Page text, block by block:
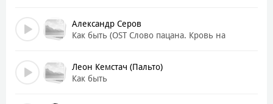
Я не могу дышать без тебя
Я не хочу терять тебя
Я не могу дышать без тебя
Я не могу дышать без тебя.
Александр Серов
Как быть (OST Слово пацана. Кровь на
Леон Кемстач (Пальто)
Как быть